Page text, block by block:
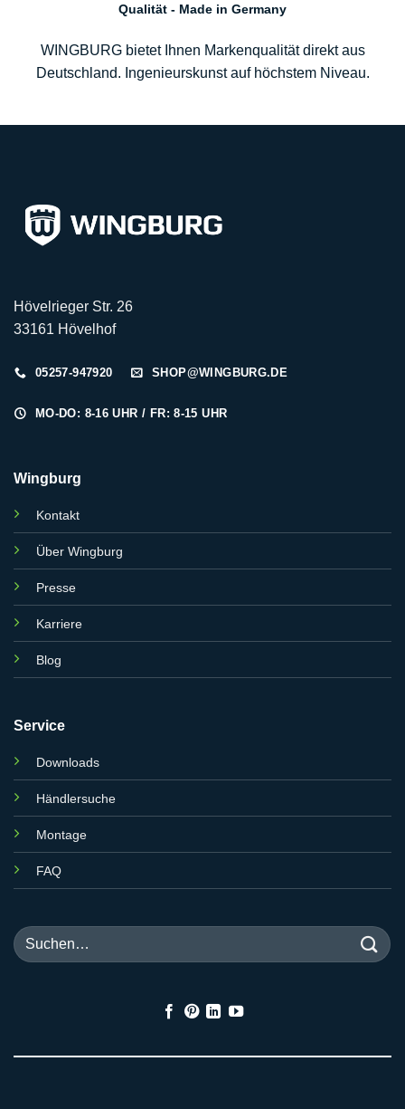
Qualität - Made in Germany
WINGBURG bietet Ihnen Markenqualität direkt aus
Deutschland. Ingenieurskunst auf höchstem Niveau.
Hövelrieger Str. 26
33161 Hövelhof
05257-947920 SHOP@WINGBURG.DE
MO-DO: 8-16 UHR / FR: 8-15 UHR
Wingburg
Kontakt
Über Wingburg
Presse
Karriere
Blog
Service
Downloads
Händlersuche
Montage
FAQ
Suchen
nach: